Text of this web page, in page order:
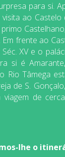
para si.
ao
frente ao
XV e o
si é
Rio Tâmega
de S.
de
lhe o